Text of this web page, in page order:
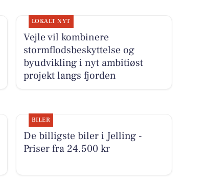
LOKALT NYT
Vejle vil kombinere
stormflodsbeskyttelse og
byudvikling i nyt ambitiøst
projekt langs fjorden
BILER
De billigste biler i Jelling -
Priser fra 24.500 kr